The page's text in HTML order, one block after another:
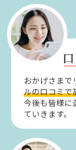
おかげさまで
ルの口コミで
今後も皆様に
ていきます。